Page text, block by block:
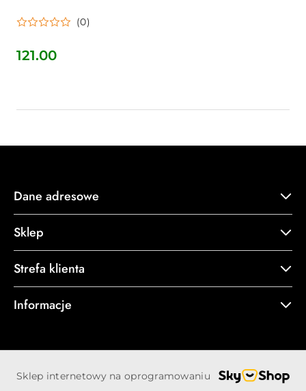
(0)
Cena:
121.00
Dane adresowe
Sklep
Strefa klienta
Informacje
Sklep internetowy na oprogramowaniu